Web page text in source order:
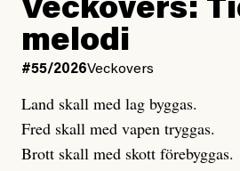
Publicerad6 August, 2026
Uppdaterad7 August, 2026
Publicerad3 August, 2026
Uppdaterad3 August, 2026
Veckovers:
melodi
#55/2026Veckovers
Land skall med lag byggas.
Fred skall med vapen tryggas.
Brott skall med skott förebyggas.